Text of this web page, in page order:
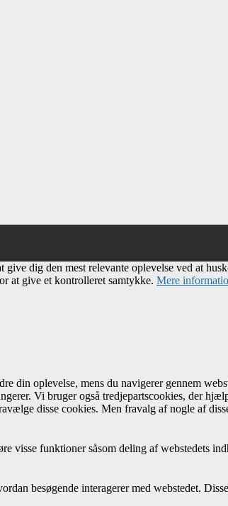
give dig den mest relevante oplevelse ved at
at give et kontrolleret samtykke. Mere
din oplevelse, mens du navigerer gennem
Vi bruger også tredjepartscookies, der
disse cookies. Men fravalg af nogle af
visse funktioner såsom deling af webstedets
besøgende interagerer med webstedet.